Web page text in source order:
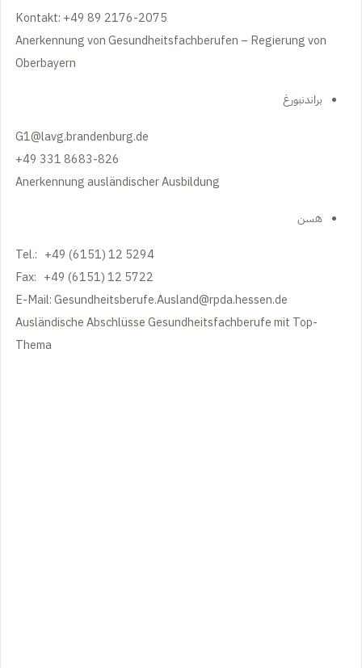
Kontakt: +49 89 2176-2075
Anerkennung von Gesundheitsfachberufen – Regierung von
Oberbayern
براندنبورغ
G1@lavg.brandenburg.de
+49 331 8683-826
Anerkennung ausländischer Ausbildung
هسن
Tel.: +49 (6151) 12 5294
Fax: +49 (6151) 12 5722
E-Mail:Gesundheitsberufe.Ausland@rpda.hessen.de
Ausländische Abschlüsse Gesundheitsfachberufe mit Top-
Thema